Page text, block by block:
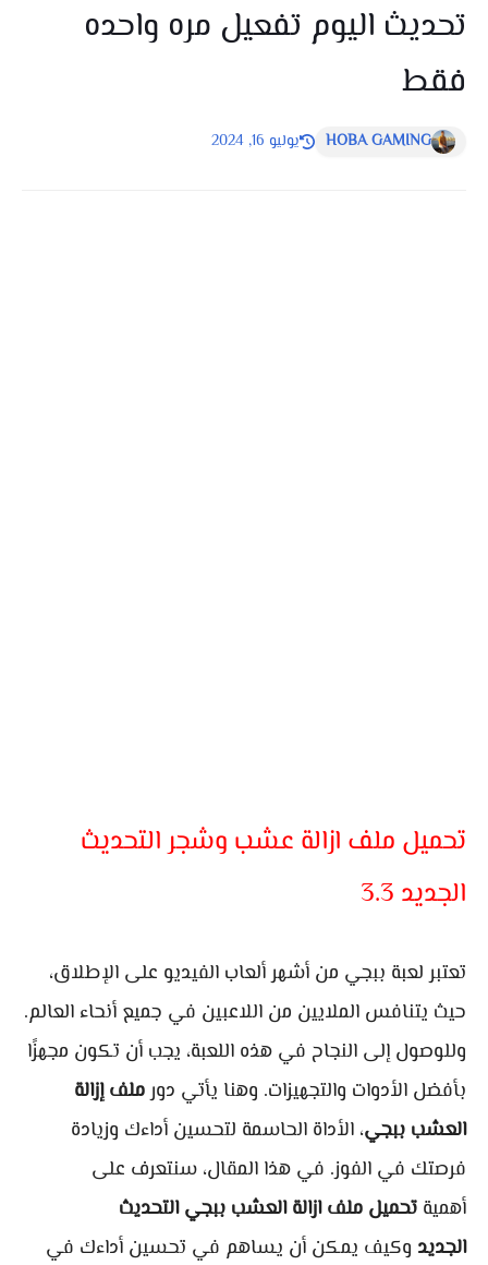
تحديث اليوم تفعيل مره واحده
فقط
HOBA GAMING يوليو 16, 2024
تحميل ملف ازالة عشب وشجر التحديث
الجديد 3.3
تعتبر لعبة ببجي من أشهر ألعاب الفيديو على الإطلاق،
حيث يتنافس الملايين من اللاعبين في جميع أنحاء العالم.
وللوصول إلى النجاح في هذه اللعبة، يجب أن تكون مجهزًا
بأفضل الأدوات والتجهيزات. وهنا يأتي دورملف إزالة
العشب ببجي، الأداة الحاسمة لتحسين أداءك وزيادة
فرصتك في الفوز. في هذا المقال، سنتعرف على
أهمية تحميل ملف ازالة العشب ببجي التحديث
الجديد وكيف يمكن أن يساهم في تحسين أداءك في